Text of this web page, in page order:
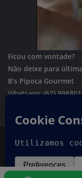
Ficou com vontade?
Não deixe para
B’s Pipoca Gourmet
Whatsapp:(62)
Copyright ©